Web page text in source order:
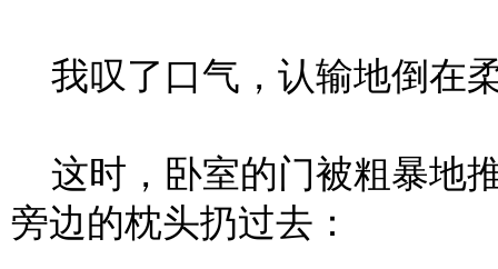
我叹了口气，认输地倒在
这时，卧室的门被粗暴地
旁边的枕头扔过去：